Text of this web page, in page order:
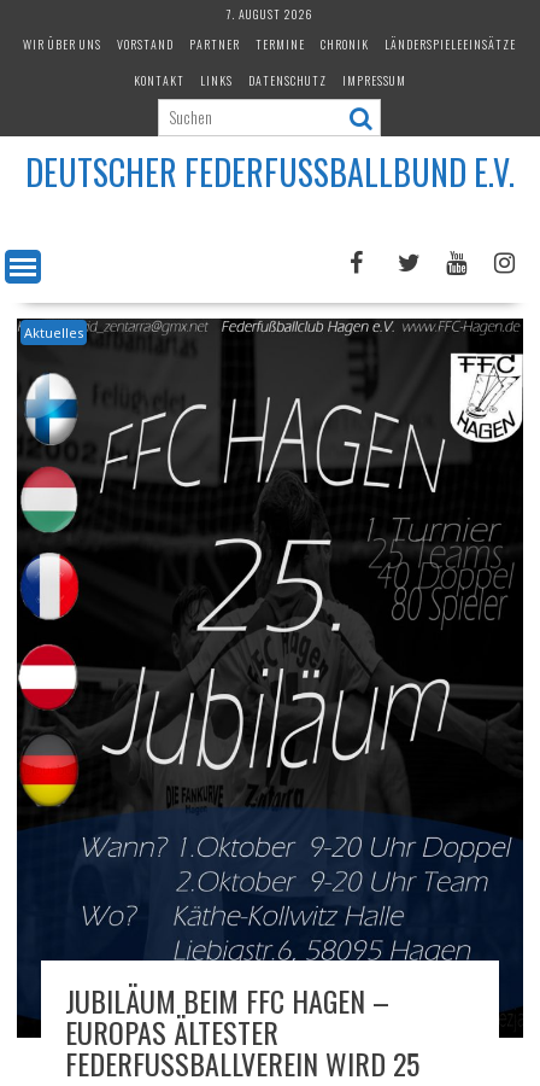
7. AUGUST 2026
WIR ÜBER UNS
VORSTAND PARTNER TERMINE CHRONIK
LÄNDERSPIELEEINSÄTZE
KONTAKT
LINKS DATENSCHUTZ IMPRESSUM
DEUTSCHER FEDERFUSSBALLBUND E.V.
Aktuelles
JUBILÄUM BEIM FFC HAGEN –
EUROPAS ÄLTESTER
FEDERFUSSBALLVEREIN WIRD 25